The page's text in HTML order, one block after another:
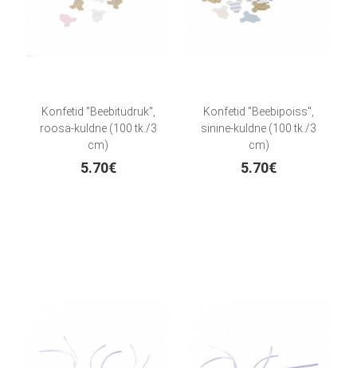
Konfetid "Beebitüdruk",
roosa-kuldne (100 tk./3
cm)
5.70€
Konfetid "Beebipoiss",
sinine-kuldne (100 tk./3
cm)
5.70€